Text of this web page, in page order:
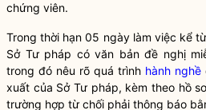
chứng viên.
Trong thời hạn 05 ngày làm việc kể
Sở Tư pháp có văn bản đề nghị
trong đó nêu rõ quá trình hành nghề
xuất của Sở Tư pháp, kèm theo hồ
trường hợp từ chối phải thông báo